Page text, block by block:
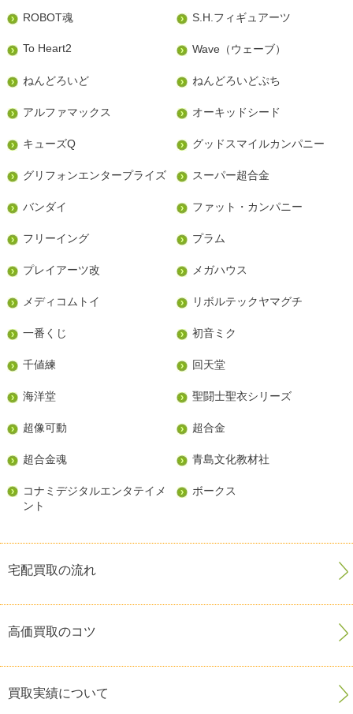
ROBOT魂
S.H.フィギュアーツ
To Heart2 Wave（ウェーブ）
ねんどろいど ねんどろいどぷち
アルファマックス オーキッドシード
キューズQ グッドスマイルカンパニー
グリフォンエンタープライズ スーパー超合金
バンダイ ファット・カンパニー
フリーイング プラム
プレイアーツ改 メガハウス
メディコムトイ リボルテックヤマグチ
一番くじ 初音ミク
千値練 回天堂
海洋堂 聖闘士聖衣シリーズ
超像可動 超合金
超合金魂 青島文化教材社
コナミデジタルエンタテイメ
ント
ボークス
宅配買取の流れ
高価買取のコツ
買取実績について